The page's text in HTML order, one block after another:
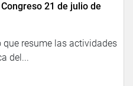
21 de julio de
resume las actividades
del...